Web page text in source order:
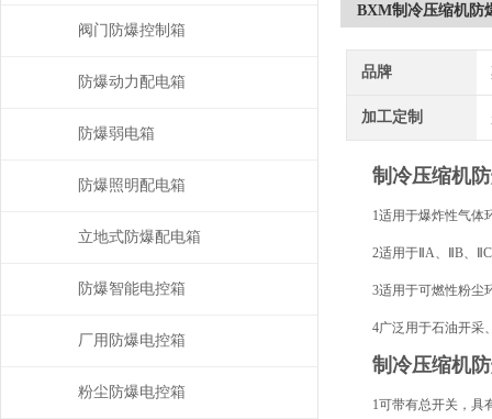
BXM制冷压缩机防
品牌
加工定制
制冷压缩机
1适用于爆炸性气体
2适用于ⅡA、ⅡB、
3适用于可燃性粉尘
4广泛用于石油开采
制冷压缩机
1可带有总开关，具
阀门防爆控制箱
防爆动力配电箱
防爆弱电箱
防爆照明配电箱
立地式防爆配电箱
防爆智能电控箱
厂用防爆电控箱
粉尘防爆电控箱